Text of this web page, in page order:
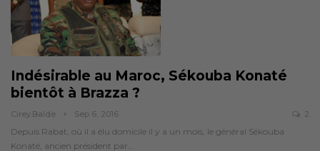
Indésirable au Maroc, Sékouba Konaté
bientôt à Brazza ?
Cirey.balde Sep 6, 2016 2
Depuis Rabat, où il a élu domicile il y a un mois, le général Sékouba
Konaté, ancien président par…